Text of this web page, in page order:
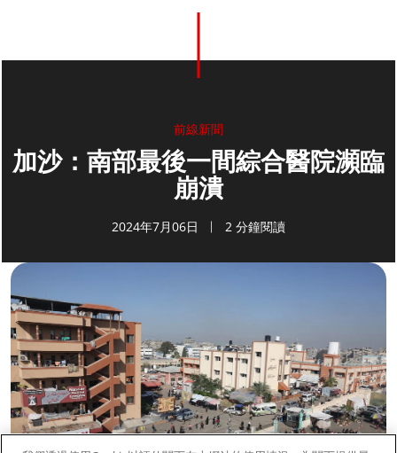
前線新聞
加沙：南部最後一間綜合醫院瀕臨
崩潰
2024年7月06日 2 分鐘閱讀